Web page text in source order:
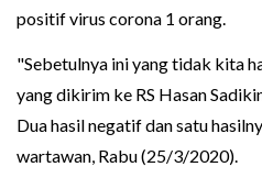
positif virus corona 1 orang.
"Sebetulnya ini yang tidak kita
yang dikirim ke RS Hasan
Dua hasil negatif dan satu
wartawan, Rabu (25/3/2020).